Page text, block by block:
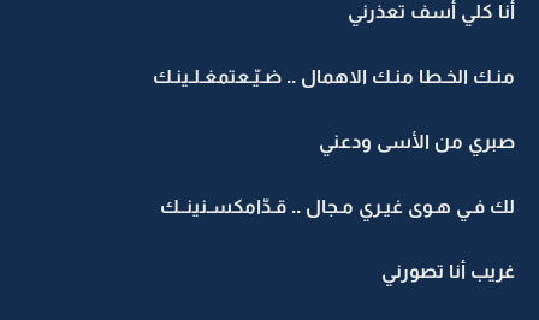
أنا كلي أسف تعذرني
منـك الخـطا منـك الاهمال .. ضـيّـعتمغـلـينـك
صبري من الأسى ودعني
لك فـي هـوى غيـري مـجال .. قـدّامكسـنينــك
غريب أنا تصورني